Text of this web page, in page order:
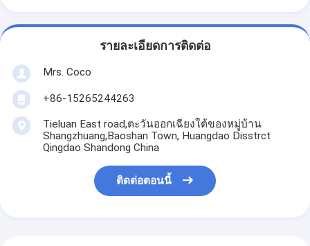
รายละเอียดการติดต่อ
Mrs. Coco
+86-15265244263
Tieluan East road,ตะวันออกเฉียงใต้ของหมู่บ้าน
Shangzhuang,Baoshan Town, Huangdao Disstrct
Qingdao Shandong China
ติดต่อตอนนี้